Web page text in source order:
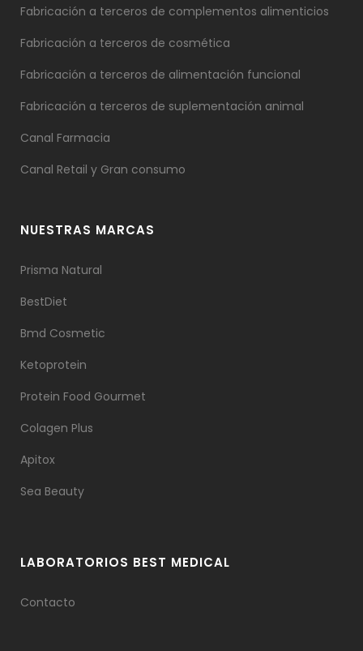
Fabricación a terceros de complementos alimenticios
Fabricación a terceros de cosmética
Fabricación a terceros de alimentación funcional
Fabricación a terceros de suplementación animal
Canal Farmacia
Canal Retail y Gran consumo
NUESTRAS MARCAS
Prisma Natural
BestDiet
Bmd Cosmetic
Ketoprotein
Protein Food Gourmet
Colagen Plus
Apitox
Sea Beauty
LABORATORIOS BEST MEDICAL
Contacto